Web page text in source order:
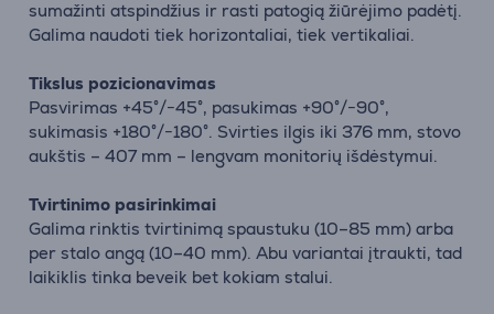
sumažinti atspindžius ir rasti patogią žiūrėjimo padėtį.
Galima naudoti tiek horizontaliai, tiek vertikaliai.
Tikslus pozicionavimas
Pasvirimas +45°/−45°, pasukimas +90°/−90°,
sukimasis +180°/−180°. Svirties ilgis iki 376 mm, stovo
aukštis – 407 mm – lengvam monitorių išdėstymui.
Tvirtinimo pasirinkimai
Galima rinktis tvirtinimą spaustuku (10–85 mm) arba
per stalo angą (10–40 mm). Abu variantai įtraukti, tad
laikiklis tinka beveik bet kokiam stalui.